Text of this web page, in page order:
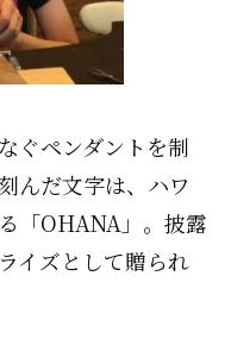
ぐペンダントを制
んだ文字は、ハワ
「OHANA」。披露
イズとして贈られ